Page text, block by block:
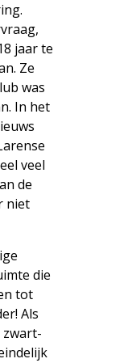
jaar te
Ze
was
In het
veel
de
niet
die
tot
Als
zwart-